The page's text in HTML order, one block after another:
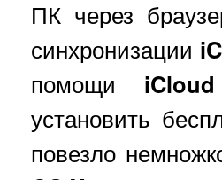
ПК через
синхронизации
помощи
установить
повезло